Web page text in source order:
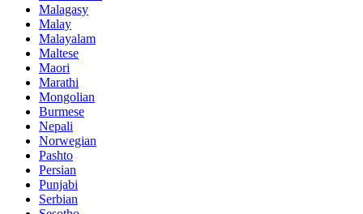
Malagasy
Malay
Malayalam
Maltese
Maori
Marathi
Mongolian
Burmese
Nepali
Norwegian
Pashto
Persian
Punjabi
Serbian